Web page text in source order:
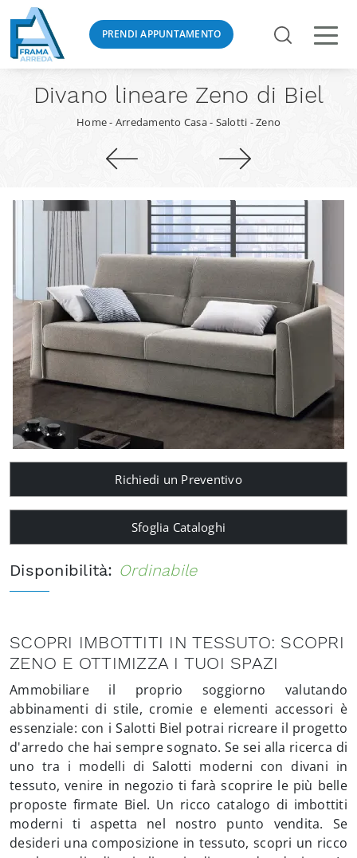
PRENDI APPUNTAMENTO
Divano lineare Zeno di Biel
Home- Arredamento Casa- Salotti -Zeno
Richiedi un Preventivo
Sfoglia Cataloghi
Disponibilità: Ordinabile
SCOPRI IMBOTTITI IN TESSUTO: SCOPRI
ZENO E OTTIMIZZA I TUOI SPAZI
Ammobiliare il proprio soggiorno valutando
abbinamenti di stile, cromie e elementi accessori è
essenziale: con i Salotti Biel potrai ricreare il progetto
d'arredo che hai sempre sognato. Se sei alla ricerca di
uno tra i modelli di Salotti moderni con divani in
tessuto, venire in negozio ti farà scoprire le più belle
proposte firmate Biel. Un ricco catalogo di imbottiti
moderni ti aspetta nel nostro punto vendita. Se
desideri una composizione in tessuto, scopri un ricco